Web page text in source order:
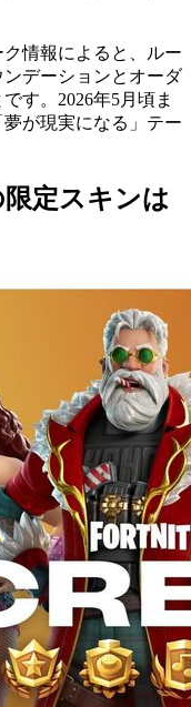
情報によると、ルー
デーションとオーダ
す。2026年5月頃ま
が現実になる」テー
定スキンは